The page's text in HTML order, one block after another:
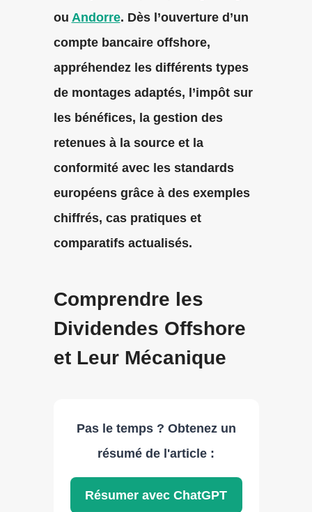
ou Andorre. Dès l’ouverture d’un
compte bancaire offshore,
appréhendez les différents types
de montages adaptés, l’impôt sur
les bénéfices, la gestion des
retenues à la source et la
conformité avec les standards
européens grâce à des exemples
chiffrés, cas pratiques et
comparatifs actualisés.
Comprendre les
Dividendes Offshore
et Leur Mécanique
Pas le temps ? Obtenez un
résumé de l'article :
Résumer avec ChatGPT